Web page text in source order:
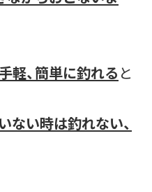
軽、簡単に釣れる と
ない時は釣れない、